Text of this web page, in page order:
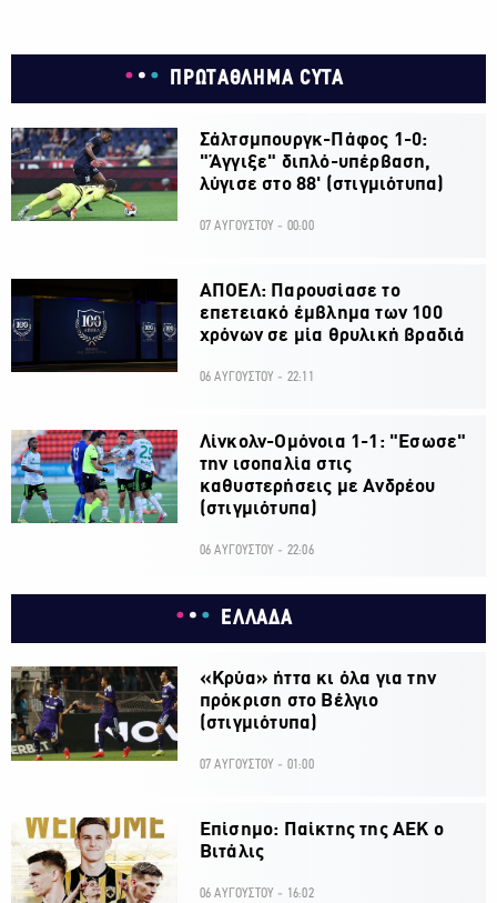
ΠΡΩΤΑΘΛΗΜΑ CYTA
Σάλτσμπουργκ-Πάφος 1-0:
"Άγγιξε" διπλό-υπέρβαση,
λύγισε στο 88' (στιγμιότυπα)
07 ΑΥΓΟΥΣΤΟΥ - 00:00
ΑΠΟΕΛ: Παρουσίασε το
επετειακό έμβλημα των 100
χρόνων σε μία θρυλική βραδιά
06 ΑΥΓΟΥΣΤΟΥ - 22:11
Λίνκολν-Ομόνοια 1-1: "Εσωσε"
την ισοπαλία στις
καθυστερήσεις με Ανδρέου
(στιγμιότυπα)
06 ΑΥΓΟΥΣΤΟΥ - 22:06
ΕΛΛΑΔΑ
«Κρύα» ήττα κι όλα για την
πρόκριση στο Βέλγιο
(στιγμιότυπα)
07 ΑΥΓΟΥΣΤΟΥ - 01:00
Επίσημο: Παίκτης της ΑΕΚ ο
Βιτάλις
06 ΑΥΓΟΥΣΤΟΥ - 16:02